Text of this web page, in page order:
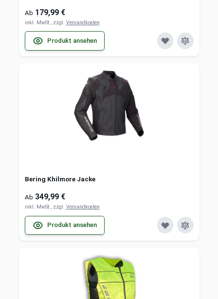
Ab 179,99 €
inkl. MwSt., zzgl. Versandkosten
Produkt ansehen
Bering Khilmore Jacke
Ab 349,99 €
inkl. MwSt., zzgl. Versandkosten
Produkt ansehen